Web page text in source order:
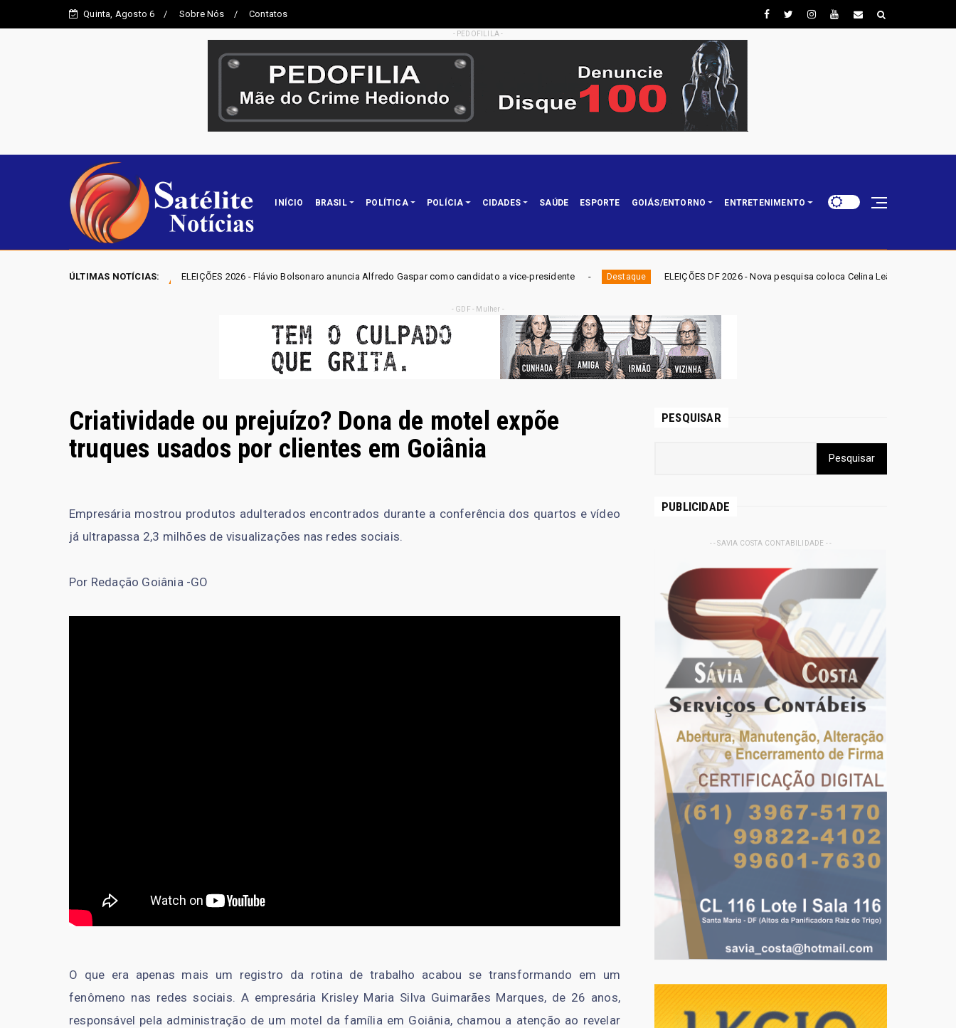
Quinta, Agosto 6 Sobre Nós Contatos
- PEDOFILILA -
INÍCIO BRASIL POLÍTICA POLÍCIA CIDADES SAÚDE ESPORTE GOIÁS/ENTORNO ENTRETENIMENTO
ÚLTIMAS NOTÍCIAS:
Destaque ELEIÇÕES 2026 - Flávio Bolsonaro anuncia Alfredo Gaspar como candidato a vice-presidente Destaque ELEIÇÕES DF 2026 - Nova pesquisa coloca Celina Leão na liderança da disputa pelo
- GDF - Mulher -
Criatividade ou prejuízo? Dona de motel expõe
truques usados por clientes em Goiânia
Empresária mostrou produtos adulterados encontrados durante a conferência dos quartos e vídeo
já ultrapassa 2,3 milhões de visualizações nas redes sociais.
Por Redação Goiânia -GO
O que era apenas mais um registro da rotina de trabalho acabou se transformando em um
fenômeno nas redes sociais. A empresária Krisley Maria Silva Guimarães Marques, de 26 anos,
responsável pela administração de um motel da família em Goiânia, chamou a atenção ao revelar
PESQUISAR
PUBLICIDADE
- - SAVIA COSTA CONTABILIDADE - -